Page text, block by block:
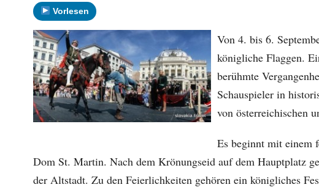
Vorlesen
Von 4. bis 6.
königliche Flaggen.
berühmte
Schauspieler in
von österreichischen
Es beginnt mit einem
Dom St. Martin. Nach dem Krönungseid auf dem Hauptplatz
der Altstadt. Zu den Feierlichkeiten gehören ein königliches